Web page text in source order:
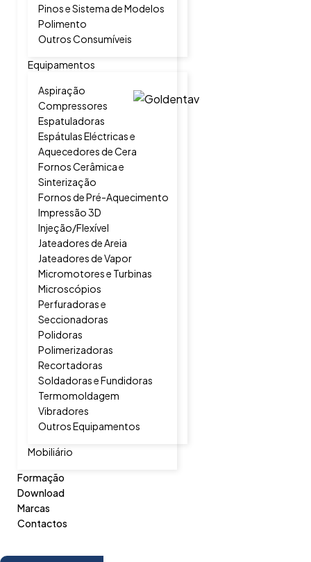
Pinos e Sistema de Modelos
Polimento
Outros Consumíveis
Equipamentos
Aspiração
Compressores
Espatuladoras
Espátulas Eléctricas e
Aquecedores de Cera
Fornos Cerâmica e
Sinterização
Fornos de Pré-Aquecimento
Impressão 3D
Injeção/Flexível
Jateadores de Areia
Jateadores de Vapor
Micromotores e Turbinas
Microscópios
Perfuradoras e
Seccionadoras
Polidoras
Polimerizadoras
Recortadoras
Soldadoras e Fundidoras
Termomoldagem
Vibradores
Outros Equipamentos
Mobiliário
Formação
Download
Marcas
Contactos